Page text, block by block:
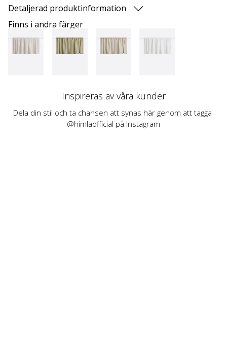
Detaljerad produktinformation
Finns i andra färger
Inspireras av våra kunder
Dela din stil och ta chansen att synas här genom att tagga
@himlaofficial på Instagram